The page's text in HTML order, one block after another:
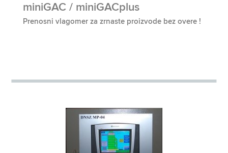
miniGAC / miniGACplus
Prenosni vlagomer za zrnaste proizvode bez overe !